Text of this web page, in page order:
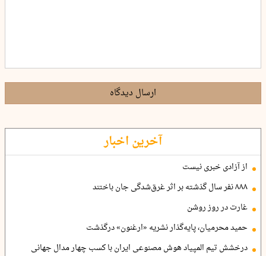
ارسال دیدگاه
آخرین اخبار
از آزادی خبری نیست
۸۸۸ نفر سال گذشته بر اثر غرق‌شدگی جان باختند
غارت در روز روشن
حمید محرمیان، پایه‌گذار نشریه «ارغنون» درگذشت
درخشش تیم المپیاد هوش مصنوعی ایران با کسب چهار مدال جهانی